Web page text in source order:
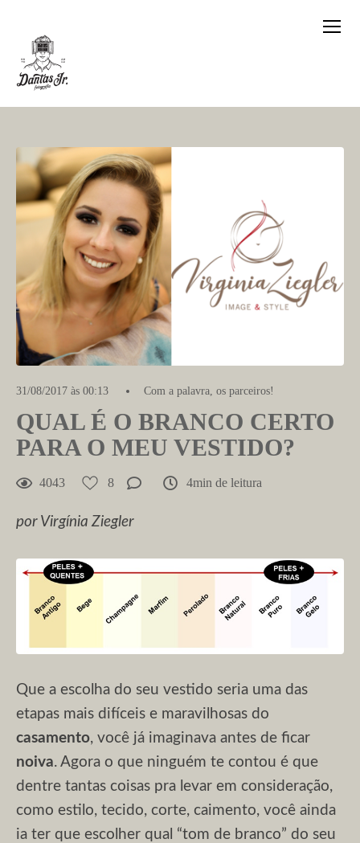
31/08/2017 às 00:13 Com a palavra, os parceiros!
QUAL É O BRANCO CERTO
PARA O MEU VESTIDO?
4043 8 4min de leitura
por Virgínia Ziegler
Que a escolha do seu vestido seria uma das
etapas mais difíceis e maravilhosas do
casamento, você já imaginava antes de ficar
noiva. Agora o que ninguém te contou é que
dentre tantas coisas pra levar em consideração,
como estilo, tecido, corte, caimento, você ainda
ia ter que escolher qual “tom de branco” do seu